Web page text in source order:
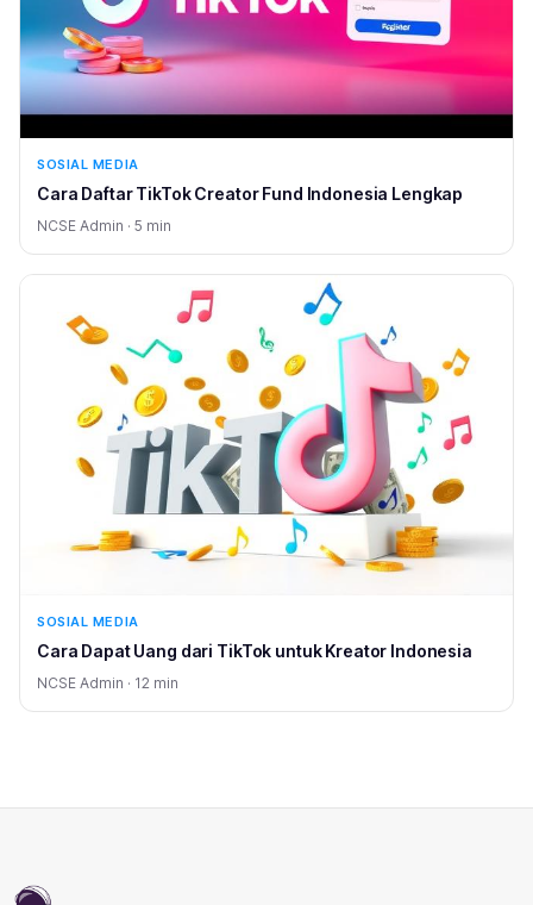
SOSIAL MEDIA
Cara Daftar TikTok Creator Fund Indonesia Lengkap
NCSE Admin · 5 min
SOSIAL MEDIA
Cara Dapat Uang dari TikTok untuk Kreator Indonesia
NCSE Admin · 12 min